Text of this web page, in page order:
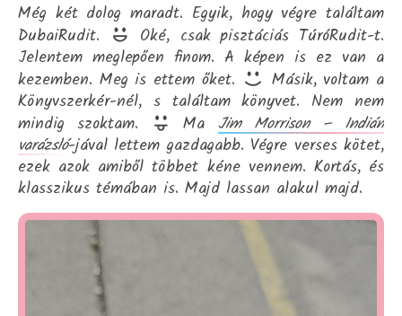
Még két dolog maradt. Egyik, hogy végre találtam
DubaiRudit.
Oké, csak pisztáciás TúróRudit-t.
Jelentem meglepően finom. A képen is ez van a
kezemben. Meg is ettem őket.
Másik, voltam a
Könyvszerkér-nél, s találtam könyvet. Nem nem
mindig szoktam.
Ma Jim Morrison – Indián
varázsló-jával lettem gazdagabb. Végre verses kötet,
ezek azok amiből többet kéne vennem. Kortás, és
klasszikus témában is. Majd lassan alakul majd.